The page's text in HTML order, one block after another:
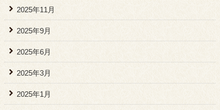
2025年11月
2025年9月
2025年6月
2025年3月
2025年1月